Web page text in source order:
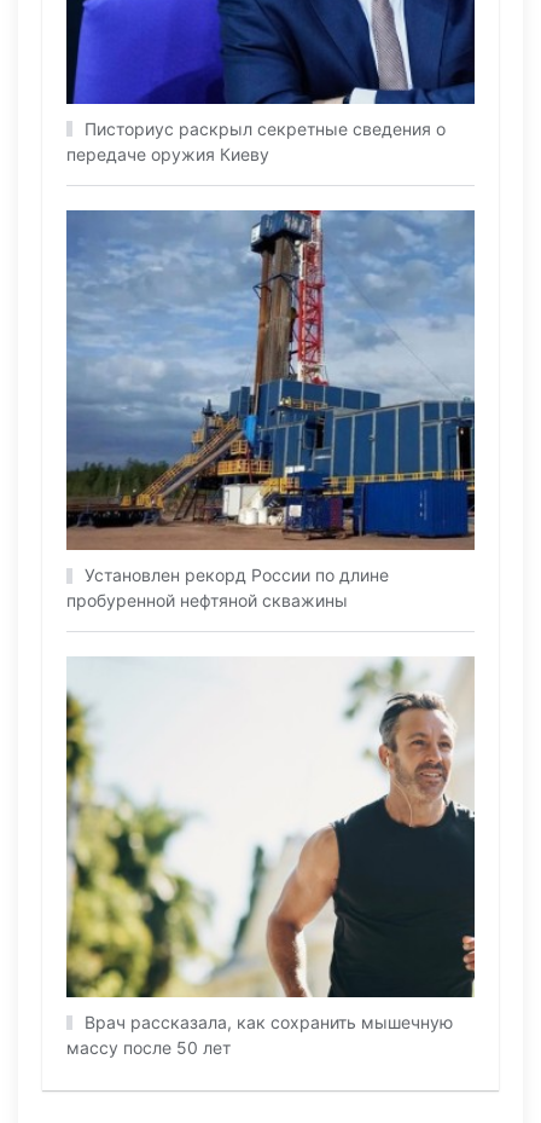
Писториус раскрыл секретные сведения о
передаче оружия Киеву
Установлен рекорд России по длине
пробуренной нефтяной скважины
Врач рассказала, как сохранить мышечную
массу после 50 лет